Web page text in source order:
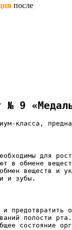
после
№ 9
класса,
для
в обмене
веществ и
и зубы.
предотвратить
полости рта.
состояние